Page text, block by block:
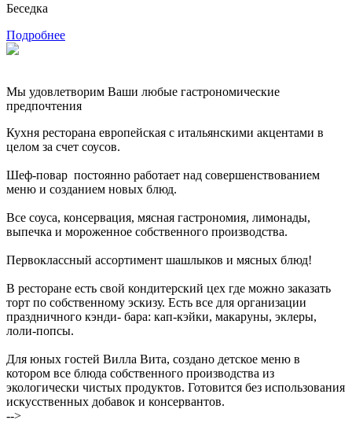
Беседка
Подробнее
Мы удовлетворим Ваши любые гастрономические
предпочтения
Кухня ресторана европейская с итальянскими акцентами в
целом за счет соусов.
Шеф-повар постоянно работает над совершенствованием
меню и созданием новых блюд.
Все соуса, консервация, мясная гастрономия, лимонады,
выпечка и мороженное собственного производства.
Первоклассный ассортимент шашлыков и мясных блюд!
В ресторане есть свой кондитерский цех где можно заказать
торт по собственному эскизу. Есть все для организации
праздничного кэнди- бара: кап-кэйки, макаруны, эклеры,
лоли-попсы.
Для юных гостей Вилла Вита, создано детское меню в
котором все блюда собственного производства из
экологически чистых продуктов. Готовится без использования
искусственных добавок и консервантов.
-->